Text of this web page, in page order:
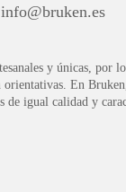
info@bruken.es
y únicas, por
orientativas. En
de igual calidad y